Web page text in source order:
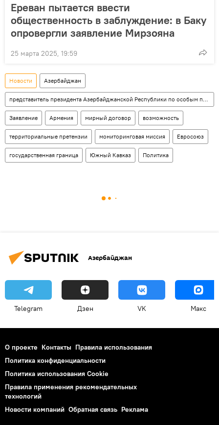
Ереван пытается ввести
общественность в заблуждение: в Баку
опровергли заявление Мирзояна
25 марта 2025, 19:59
Новости Азербайджан
представитель президента Азербайджанской Республики по особым поручениям Эльчин Амирбеков
Заявление Армения мирный договор возможность
территориальные претензии мониторинговая миссия Евросоюз
государственная граница Южный Кавказ Политика
Азербайджан
Telegram Дзен VK Макс
О проекте Контакты Правила использования
Политика конфиденциальности
Политика использования Cookie
Правила применения рекомендательных
технологий
Новости компаний Обратная связь Реклама